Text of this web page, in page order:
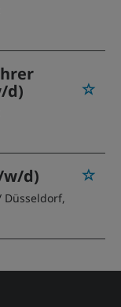
d)
w/d)
Düsseldorf,